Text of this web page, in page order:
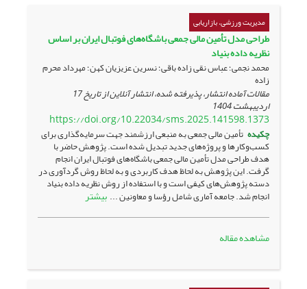
مدیریت ورزشی، بازاریابی
طراحی مدل تأمین مالی جمعی باشگاه‌های فوتبال ایران بر اساس
نظریه داده بنیاد
محمد نجمی؛ عباس نقی زاده باقی؛ نسرین عزیزیان کهن؛ مهرداد محرم
زاده
مقالات آماده انتشار، پذیرفته شده، انتشار آنلاین از تاریخ17
اردیبهشت 1404
https://doi.org/10.22034/sms.2025.141598.1373
چکیده تأمین مالی جمعی به منبعی ارزشمند جهت سرمایه‌گذاری برای
کسب‌وکارها و پروژه‌های جدید تبدیل شده است. پژوهش حاضر با
هدف طراحی مدل تأمین مالی جمعی باشگاه‌های فوتبال ایران انجام
گرفت. این پژوهش به لحاظ هدف کاربردی و به لحاظ روش گردآوری در
دسته پژوهش‌های کیفی است و با استفاده از روش نظریه داده بنیاد
انجام شد. جامعه آماری شامل رؤسا و معاونین ... بیشتر
مشاهده مقاله